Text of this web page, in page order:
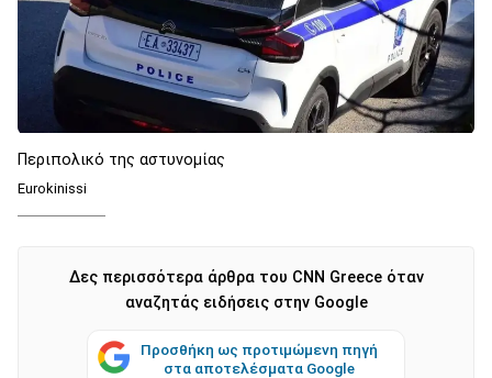
Περιπολικό της αστυνομίας
Eurokinissi
Δες περισσότερα άρθρα του CNN Greece όταν
αναζητάς ειδήσεις στην Google
Προσθήκη ως προτιμώμενη πηγή
στα αποτελέσματα Google